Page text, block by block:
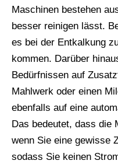
Maschinen bestehen
besser reinigen lässt.
es bei der Entkalkung
kommen. Darüber
Bedürfnissen auf
Mahlwerk oder einen
ebenfalls auf eine
Das bedeutet, dass die
wenn Sie eine gewisse
sodass Sie keinen